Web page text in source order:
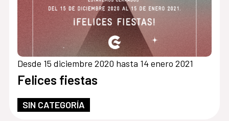
Desde 15 diciembre 2020 hasta 14 enero 2021
Felices fiestas
SIN CATEGORÍA